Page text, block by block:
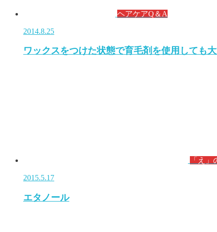
ヘアケアQ＆A
2014.8.25
ワックスをつけた状態で育毛剤を使用しても
「え
2015.5.17
エタノール